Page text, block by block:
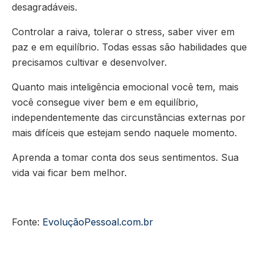
desagradáveis.
Controlar a raiva, tolerar o stress, saber viver em
paz e em equilíbrio. Todas essas são habilidades que
precisamos cultivar e desenvolver.
Quanto mais inteligência emocional você tem, mais
você consegue viver bem e em equilíbrio,
independentemente das circunstâncias externas por
mais difíceis que estejam sendo naquele momento.
Aprenda a tomar conta dos seus sentimentos. Sua
vida vai ficar bem melhor.
Fonte: EvoluçãoPessoal.com.br